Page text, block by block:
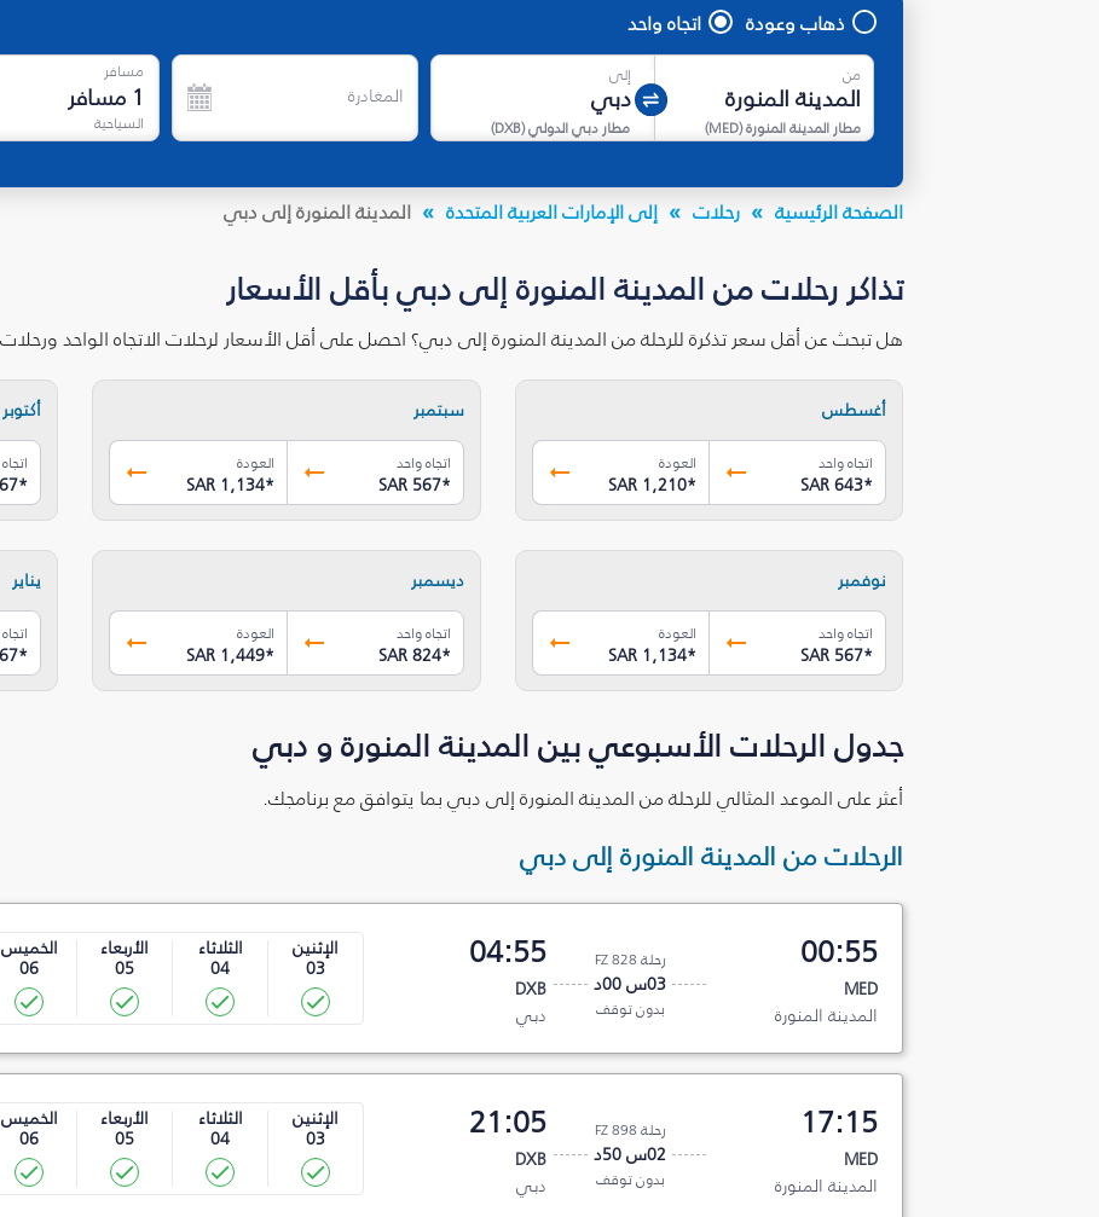
ذهاب وعودة اتجاه واحد
من
مطار المدينة المنورة(
MED
)
إلى
مطار دبي الدولي(
DXB
)
المغادرة
مسافر
1 مسافر
السياحية
الصفحة الرئيسية رحلات إلى الإمارات العربية المتحدة المدينة المنورة إلى دبي
تذاكر رحلات من المدينة المنورة إلى دبي بأقل الأسعار
هل تبحث عن أقل سعر تذكرة للرحلة من المدينة المنورة إلى دبي؟ احصل على أقل الأسعار لرحلات الاتجاه الواحد
أغسطس
اتجاه واحد
SAR 643*
العودة
SAR 1,210*
سبتمبر
اتجاه واحد
SAR 567*
العودة
SAR 1,134*
أكتوبر
*
نوفمبر
اتجاه واحد
SAR 567*
العودة
SAR 1,134*
ديسمبر
اتجاه واحد
SAR 824*
العودة
SAR 1,449*
يناير
*
جدول الرحلات الأسبوعي بين المدينة المنورة و دبي
أعثر على الموعد المثالي للرحلة من المدينة المنورة إلى دبي بما يتوافق مع برنامجك.
الرحلات من المدينة المنورة إلى دبي
00:55
MED
المدينة المنورة
رحلة FZ 828
03س 00د
بدون توقف
04:55
DXB
دبي
الإثنين
03
الثلاثاء
04
الأربعاء
05
الخميس
06
17:15
MED
المدينة المنورة
رحلة FZ 898
02س 50د
بدون توقف
21:05
DXB
دبي
الإثنين
03
الثلاثاء
04
الأربعاء
05
الخميس
06